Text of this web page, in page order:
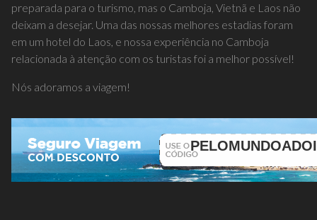
preparada para o turismo, mas o Camboja, Vietnã e Laos não
deixam a desejar. Uma das nossas melhores estadias foram
em um hotel do Laos, e nossa experiência no Camboja
relacionada à atenção com os turistas foi a melhor possível!
Nós adoramos a viagem!